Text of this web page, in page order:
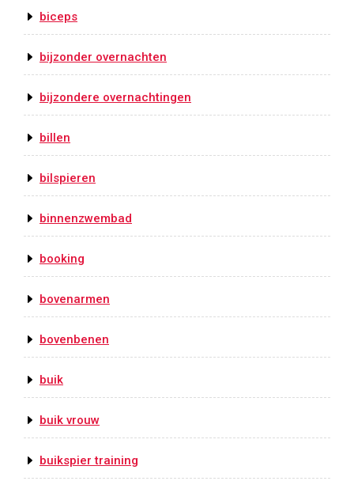
biceps
bijzonder overnachten
bijzondere overnachtingen
billen
bilspieren
binnenzwembad
booking
bovenarmen
bovenbenen
buik
buik vrouw
buikspier training